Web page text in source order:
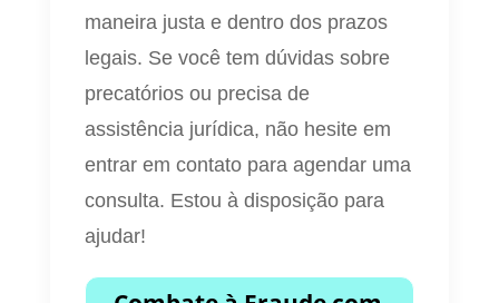
maneira justa e dentro dos prazos
legais. Se você tem dúvidas sobre
precatórios ou precisa de
assistência jurídica, não hesite em
entrar em contato para agendar uma
consulta. Estou à disposição para
ajudar!